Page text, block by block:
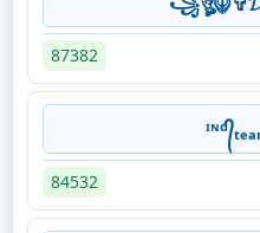
87382
84532